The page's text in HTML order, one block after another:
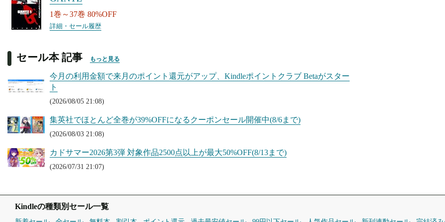
1巻～37巻 80%OFF
詳細・セール履歴
セール本 記事 もっと見る
今月の利用金額で来月のポイント還元がアップ、Kindleポイントクラブ Betaがスター
ト
(2026/08/05 21:08)
集英社でほとんど全巻が39%OFFになるクーポンセール開催中(8/6まで)
(2026/08/03 21:08)
カドサマー2026第3弾 対象作品2500点以上が最大50%OFF(8/13まで)
(2026/07/31 21:07)
Kindleの種類別セール一覧